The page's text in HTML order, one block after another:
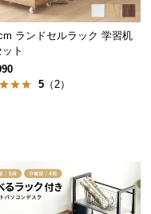
ことができます。
ランドセルラック 学習机
ト
5 （2）